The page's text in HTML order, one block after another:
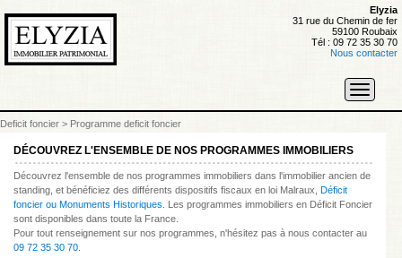
Elyzia
31 rue du Chemin de fer
59100 Roubaix
Tél : 09 72 35 30 70
Nous contacter
Toggle
Deficit foncier > Programme deficit foncier
DÉCOUVREZ L'ENSEMBLE DE NOS PROGRAMMES IMMOBILIERS
Découvrez l'ensemble de nos programmes immobiliers dans l'immobilier ancien de
standing, et bénéficiez des différents dispositifs fiscaux en loi Malraux, Déficit
foncier ou Monuments Historiques . Les programmes immobiliers en Déficit Foncier
sont disponibles dans toute la France.
Pour tout renseignement sur nos programmes, n'hésitez pas à nous contacter au
09 72 35 30 70